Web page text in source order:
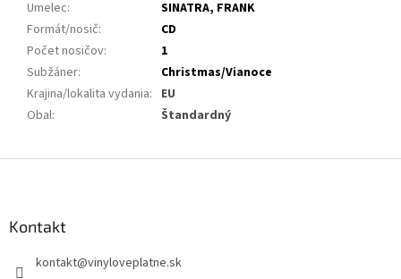
Umelec:
SINATRA, FRANK
Formát/nosič:
CD
Počet nosičov:
1
Subžáner:
Christmas/Vianoce
Krajina/lokalita vydania: EU
Obal: Štandardný
Kontakt
kontakt@vinyloveplatne.sk